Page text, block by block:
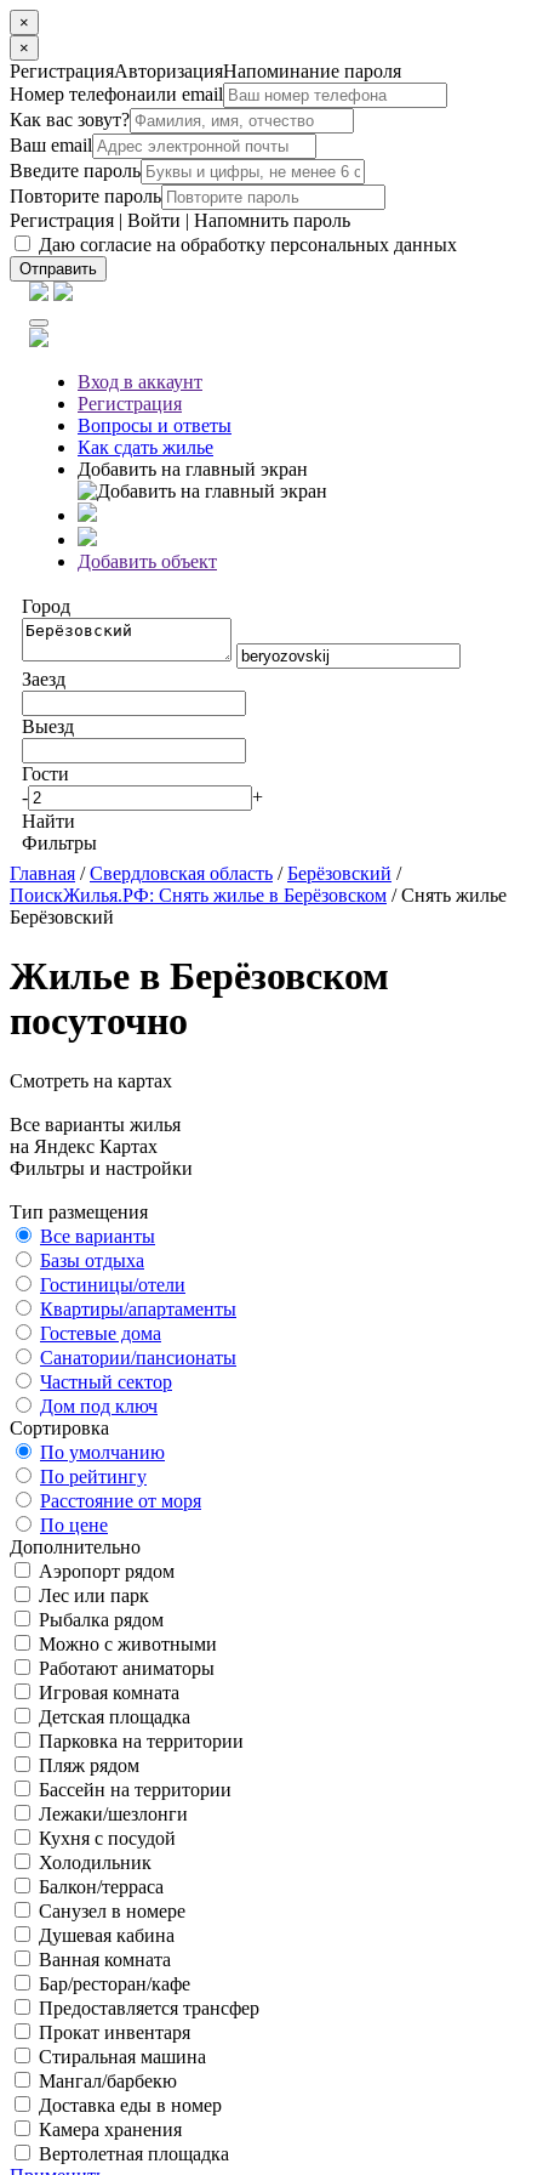
×
×
РегистрацияАвторизацияНапоминание пароля
Номер телефонаили email
Как вас зовут?
Ваш email
Введите пароль
Повторите пароль
Регистрация | Войти | Напомнить пароль
Даю согласие на обработку персональных данных
Отправить
Вход в аккаунт
Регистрация
Вопросы и ответы
Как сдать жилье
Добавить на главный экран
Добавить объект
Город
Заезд
Выезд
Гости
-
+
Найти
Фильтры
Главная /Свердловская область /Берёзовский /
ПоискЖилья.РФ: Снять жилье в Берёзовском / Снять жилье
Берёзовский
Жилье в Берёзовском
посуточно
Смотреть на картах
Все варианты жилья
на Яндекс Картах
Фильтры и настройки
Тип размещения
Все варианты
Базы отдыха
Гостиницы/отели
Квартиры/апартаменты
Гостевые дома
Санатории/пансионаты
Частный сектор
Дом под ключ
Сортировка
По умолчанию
По рейтингу
Расстояние от моря
По цене
Дополнительно
Аэропорт рядом
Лес или парк
Рыбалка рядом
Можно с животными
Работают аниматоры
Игровая комната
Детская площадка
Парковка на территории
Пляж рядом
Бассейн на территории
Лежаки/шезлонги
Кухня с посудой
Холодильник
Балкон/терраса
Санузел в номере
Душевая кабина
Ванная комната
Бар/ресторан/кафе
Предоставляется трансфер
Прокат инвентаря
Стиральная машина
Мангал/барбекю
Доставка еды в номер
Камера хранения
Вертолетная площадка